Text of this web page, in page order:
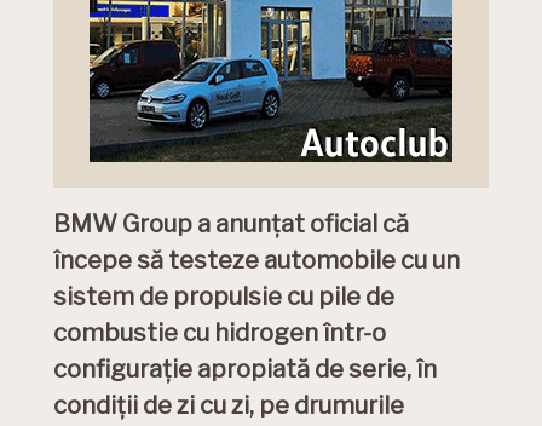
BMW Group a anunțat oficial că
începe să testeze automobile cu un
sistem de propulsie cu pile de
combustie cu hidrogen într-o
configuraţie apropiată de serie, în
condiţii de zi cu zi, pe drumurile